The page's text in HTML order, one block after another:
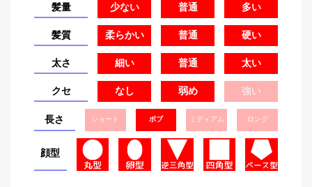
髪量 少ない 普通 多い
髪質 柔らかい 普通 硬い
太さ 細い 普通 太い
クセ なし 弱め 強い
長さ ショート ボブ ミディアム ロング
顔型